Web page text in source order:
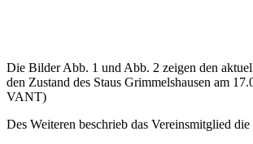
Die Bilder Abb. 1 und Abb. 2 zeigen den
den Zustand des Staus Grimmelshausen am
VANT)
Des Weiteren beschrieb das Vereinsmitglied